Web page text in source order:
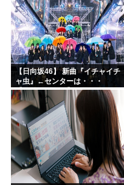
【日向坂46】 新曲『イチャイチ
ャ虫』←センターは・・・
【18thシングル】